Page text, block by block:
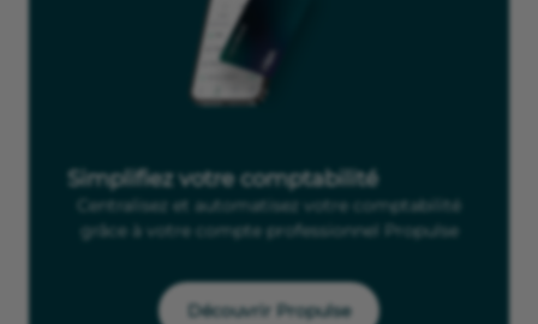
Simplifiez votre comptabilité
Centralisez et automatisez votre comptabilité
grâce à votre compte professionnel Propulse
Découvrir Propulse